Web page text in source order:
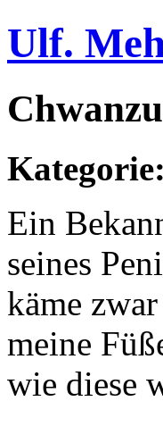
Ulf.
Kategorie:
Ein
seines
käme
meine
wie diese